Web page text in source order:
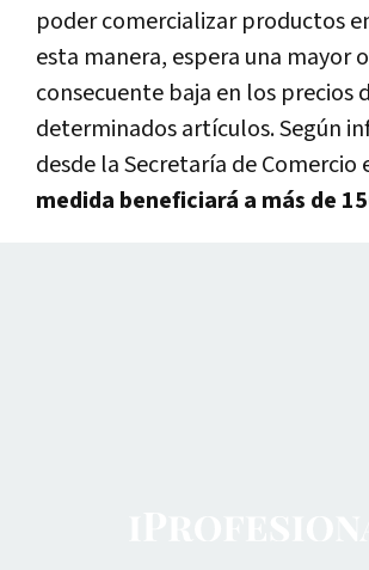
poder comercializar productos
esta manera, espera una mayor
consecuente baja en los precios
determinados artículos. Según
desde la Secretaría de Comercio
medida beneficiará a más de